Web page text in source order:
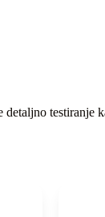
testiranje